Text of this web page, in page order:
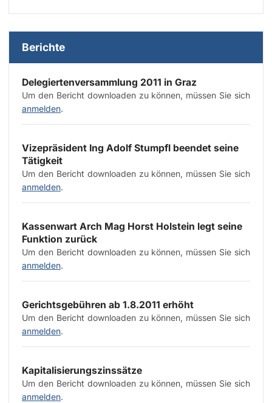
Berichte
Delegiertenversammlung 2011 in Graz
Um den Bericht downloaden zu können, müssen Sie sich
anmelden.
Vizepräsident Ing Adolf Stumpfl beendet seine
Tätigkeit
Um den Bericht downloaden zu können, müssen Sie sich
anmelden.
Kassenwart Arch Mag Horst Holstein legt seine
Funktion zurück
Um den Bericht downloaden zu können, müssen Sie sich
anmelden.
Gerichtsgebühren ab 1.8.2011 erhöht
Um den Bericht downloaden zu können, müssen Sie sich
anmelden.
Kapitalisierungszinssätze
Um den Bericht downloaden zu können, müssen Sie sich
anmelden.